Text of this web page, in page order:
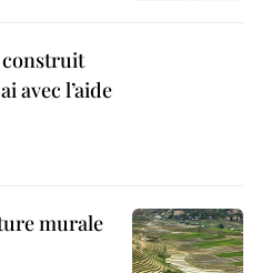
construit
avec l’aide
murale